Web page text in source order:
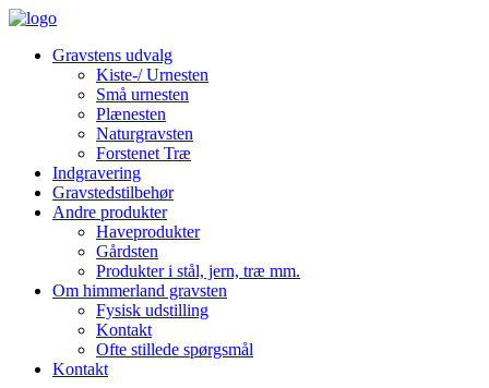
Gravstens udvalg
Kiste-/ Urnesten
Små urnesten
Plænesten
Naturgravsten
Forstenet Træ
Indgravering
Gravstedstilbehør
Andre produkter
Haveprodukter
Gårdsten
Produkter i stål, jern, træ mm.
Om himmerland gravsten
Fysisk udstilling
Kontakt
Ofte stillede spørgsmål
Kontakt